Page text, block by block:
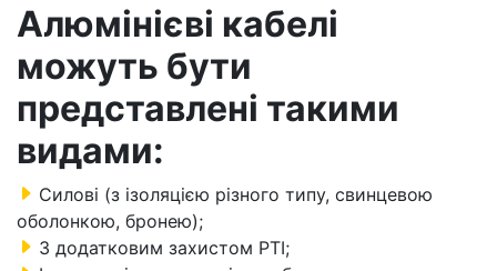
Алюмінієві кабелі
можуть бути
представлені такими
видами:
Силові (з ізоляцією різного типу, свинцевою
оболонкою, бронею);
З додатковим захистом РТІ;